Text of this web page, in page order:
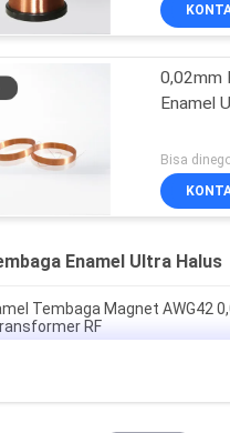
0,02mm
Enamel
Bisa
Enamel Ultra Halus
Tembaga Magnet AWG42
RF
Bulat Berenamel
untuk Padatan Terisolasi